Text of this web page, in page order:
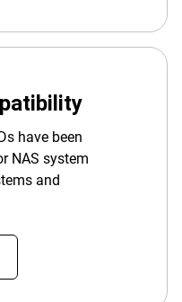
have been
NAS system
and